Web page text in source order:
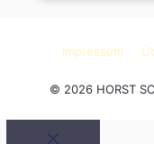
Impressum
© 2026 HORST